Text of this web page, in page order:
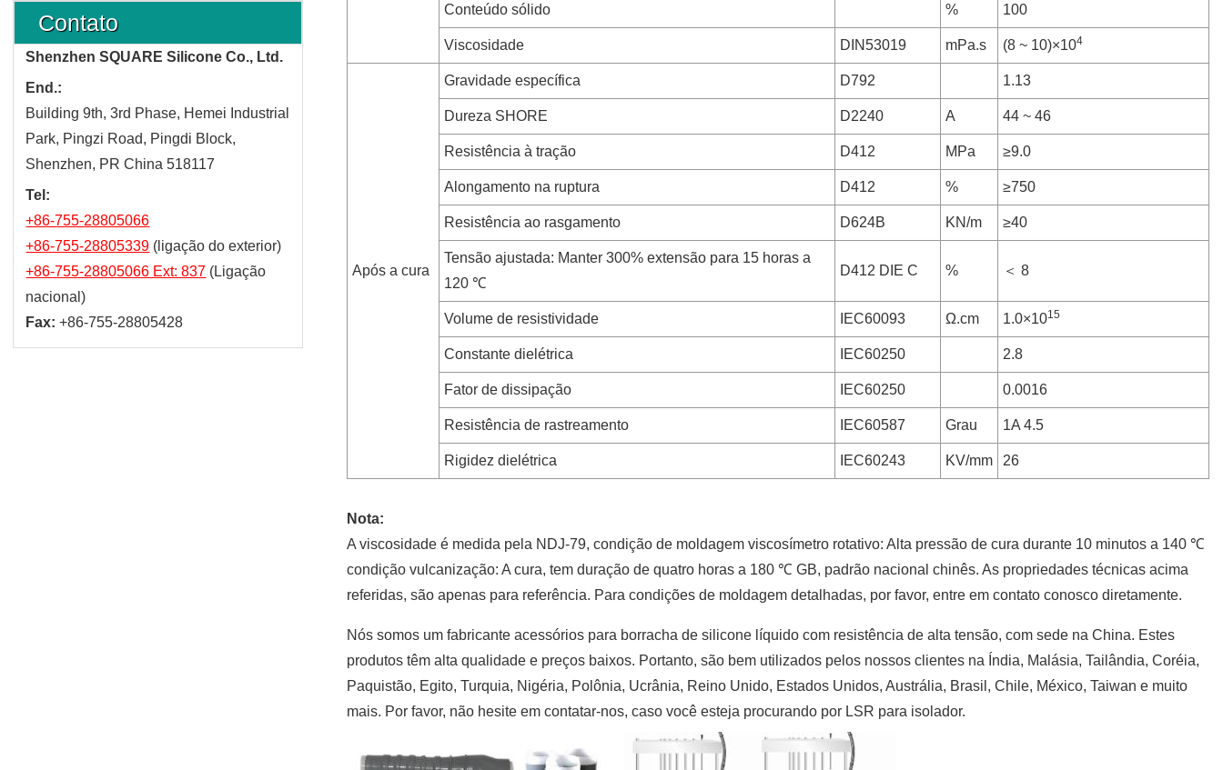
Conteúdo sólido % 100
Viscosidade DIN53019 mPa.s (8 ~ 10)×104
Após a cura
Gravidade específica D792 1.13
Dureza SHORE D2240 A 44 ~ 46
Resistência à tração D412 MPa ≥9.0
Alongamento na ruptura D412 % ≥750
Resistência ao rasgamento D624B KN/m ≥40
Tensão ajustada: Manter 300% extensão para 15 horas a
120 ℃
D412 DIE C % ＜ 8
Volume de resistividade IEC60093 Ω.cm 1.0×1015
Constante dielétrica IEC60250 2.8
Fator de dissipação IEC60250 0.0016
Resistência de rastreamento IEC60587 Grau 1A 4.5
Rigidez dielétrica IEC60243 KV/mm 26
Nota:
A viscosidade é medida pela NDJ-79, condição de moldagem viscosímetro rotativo: Alta pressão de cura durante 10 minutos a 140 ℃
condição vulcanização: A cura, tem duração de quatro horas a 180 ℃ GB, padrão nacional chinês. As propriedades técnicas acima
referidas, são apenas para referência. Para condições de moldagem detalhadas, por favor, entre em contato conosco diretamente.
Nós somos um fabricante acessórios para borracha de silicone líquido com resistência de alta tensão, com sede na China. Estes
produtos têm alta qualidade e preços baixos. Portanto, são bem utilizados pelos nossos clientes na Índia, Malásia, Tailândia, Coréia,
Paquistão, Egito, Turquia, Nigéria, Polônia, Ucrânia, Reino Unido, Estados Unidos, Austrália, Brasil, Chile, México, Taiwan e muito
mais. Por favor, não hesite em contatar-nos, caso você esteja procurando por LSR para isolador.
Contato
Shenzhen SQUARE Silicone Co., Ltd.
End.:
Building 9th, 3rd Phase, Hemei Industrial
Park, Pingzi Road, Pingdi Block,
Shenzhen, PR China 518117
Tel:
+86-755-28805066
+86-755-28805339 (ligação do exterior)
+86-755-28805066 Ext: 837 (Ligação
nacional)
Fax: +86-755-28805428